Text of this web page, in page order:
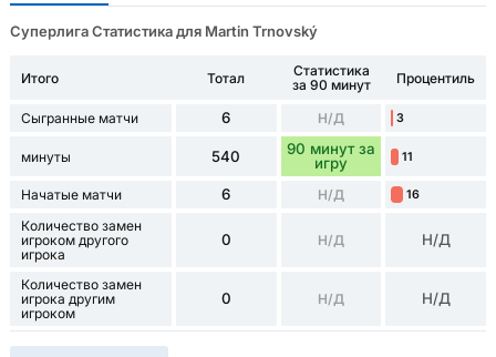
Суперлига Статистика для Martin Trnovský
Итого Тотал
Статистика
за 90 минут
Процентиль
Сыгранные матчи 6 Н/Д 3
минуты 540
90 минут за
игру
11
Начатые матчи 6 Н/Д 16
Количество замен
игроком другого
игрока
0 Н/Д Н/Д
Количество замен
игрока другим
игроком
0 Н/Д Н/Д